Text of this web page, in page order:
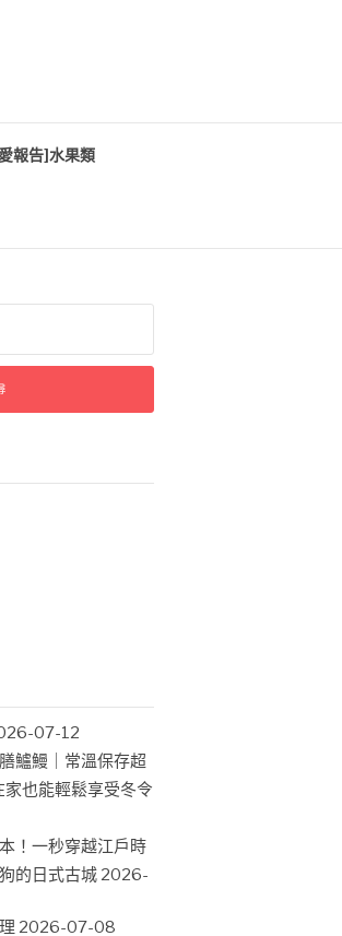
報告]水果類
07-12
鱸鰻｜常溫保存超
家也能輕鬆享受冬令
！一秒穿越江戶時
的日式古城 2026-
2026-07-08